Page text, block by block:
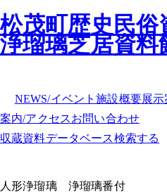
松茂町歴史民俗
浄瑠璃芝居資料
NEWS/イベント施設概要展示
案内/アクセスお問い合わせ
収蔵資料データベース検索する
人形浄瑠璃浄瑠璃番付